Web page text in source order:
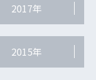
2017年
2015年